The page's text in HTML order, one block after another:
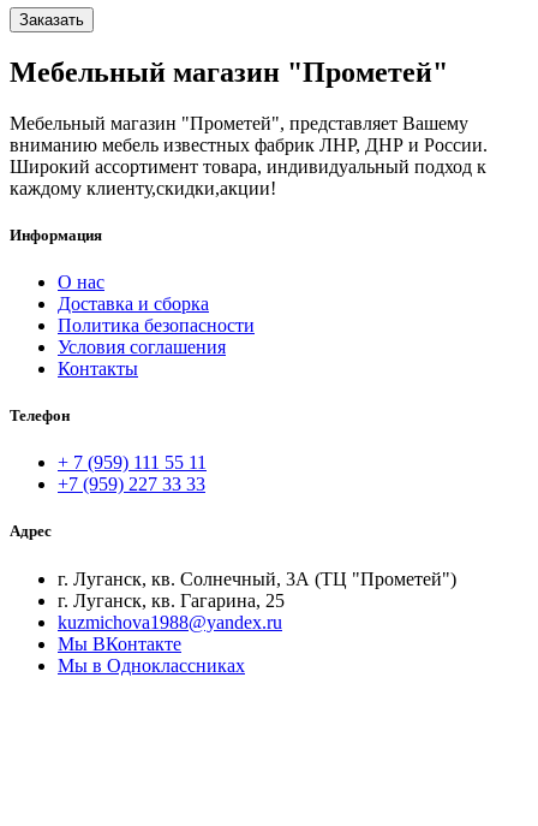
Заказать
Мебельный магазин "Прометей"
Мебельный магазин "Прометей", представляет Вашему
вниманию мебель известных фабрик ЛНР, ДНР и России.
Широкий ассортимент товара, индивидуальный подход к
каждому клиенту,скидки,акции!
Информация
О нас
Доставка и сборка
Политика безопасности
Условия соглашения
Контакты
Телефон
+ 7 (959) 111 55 11
+7 (959) 227 33 33
Адрес
г. Луганск, кв. Солнечный, 3А (ТЦ "Прометей")
г. Луганск, кв. Гагарина, 25
kuzmichova1988@yandex.ru
Мы ВКонтакте
Мы в Одноклассниках